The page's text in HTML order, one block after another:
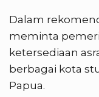
Dalam
meminta
ketersediaan
berbagai kota
Papua.